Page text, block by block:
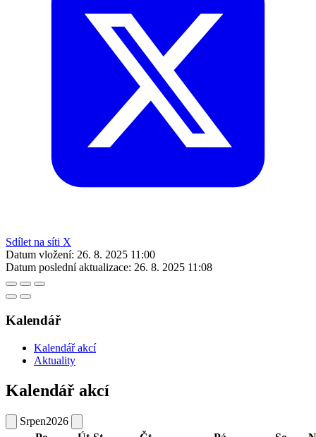
Sdílet na síti X
Datum vložení: 26. 8. 2025 11:00
Datum poslední aktualizace: 26. 8. 2025 11:08
Kalendář
Kalendář akcí
Aktuality
Kalendář akcí
Srpen2026